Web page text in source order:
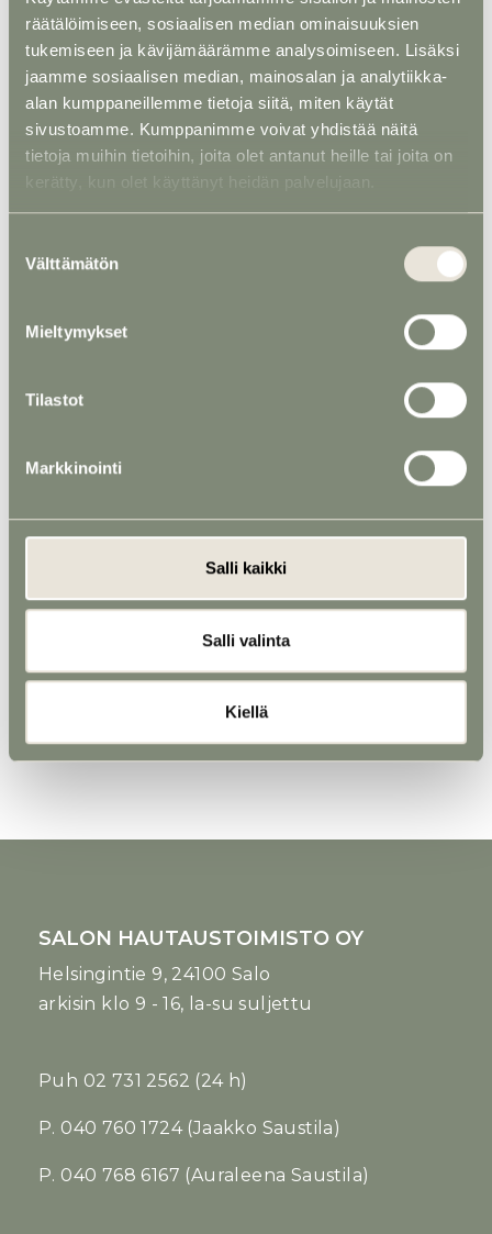
räätälöimiseen, sosiaalisen median ominaisuuksien
tukemiseen ja kävijämäärämme analysoimiseen. Lisäksi
jaamme sosiaalisen median, mainosalan ja analytiikka-
alan kumppaneillemme tietoja siitä, miten käytät
sivustoamme. Kumppanimme voivat yhdistää näitä
tietoja muihin tietoihin, joita olet antanut heille tai joita on
kerätty, kun olet käyttänyt heidän palvelujaan.
valinta
Välttämätön
Mieltymykset
Tilastot
Markkinointi
Salli kaikki
Salli valinta
Kiellä
Uurna 3 - Valkoinen vanu
Uurna 4 - Viti-uurna Joutsenet
SALON HAUTAUSTOIMISTO OY
Helsingintie 9, 24100 Salo
arkisin klo 9 - 16, la-su suljettu
Puh 02 731 2562 (24 h)
P. 040 760 1724 (Jaakko Saustila)
P. 040 768 6167 (Auraleena Saustila)